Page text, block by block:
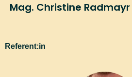
personenbezogene Daten verarbeitet, zu den
Datenschutzinformationfür
Mag. Christine Radmayr
Referent:in